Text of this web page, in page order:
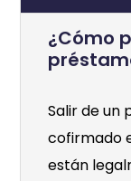
¿Cómo
Salir de un
cofirmado
están